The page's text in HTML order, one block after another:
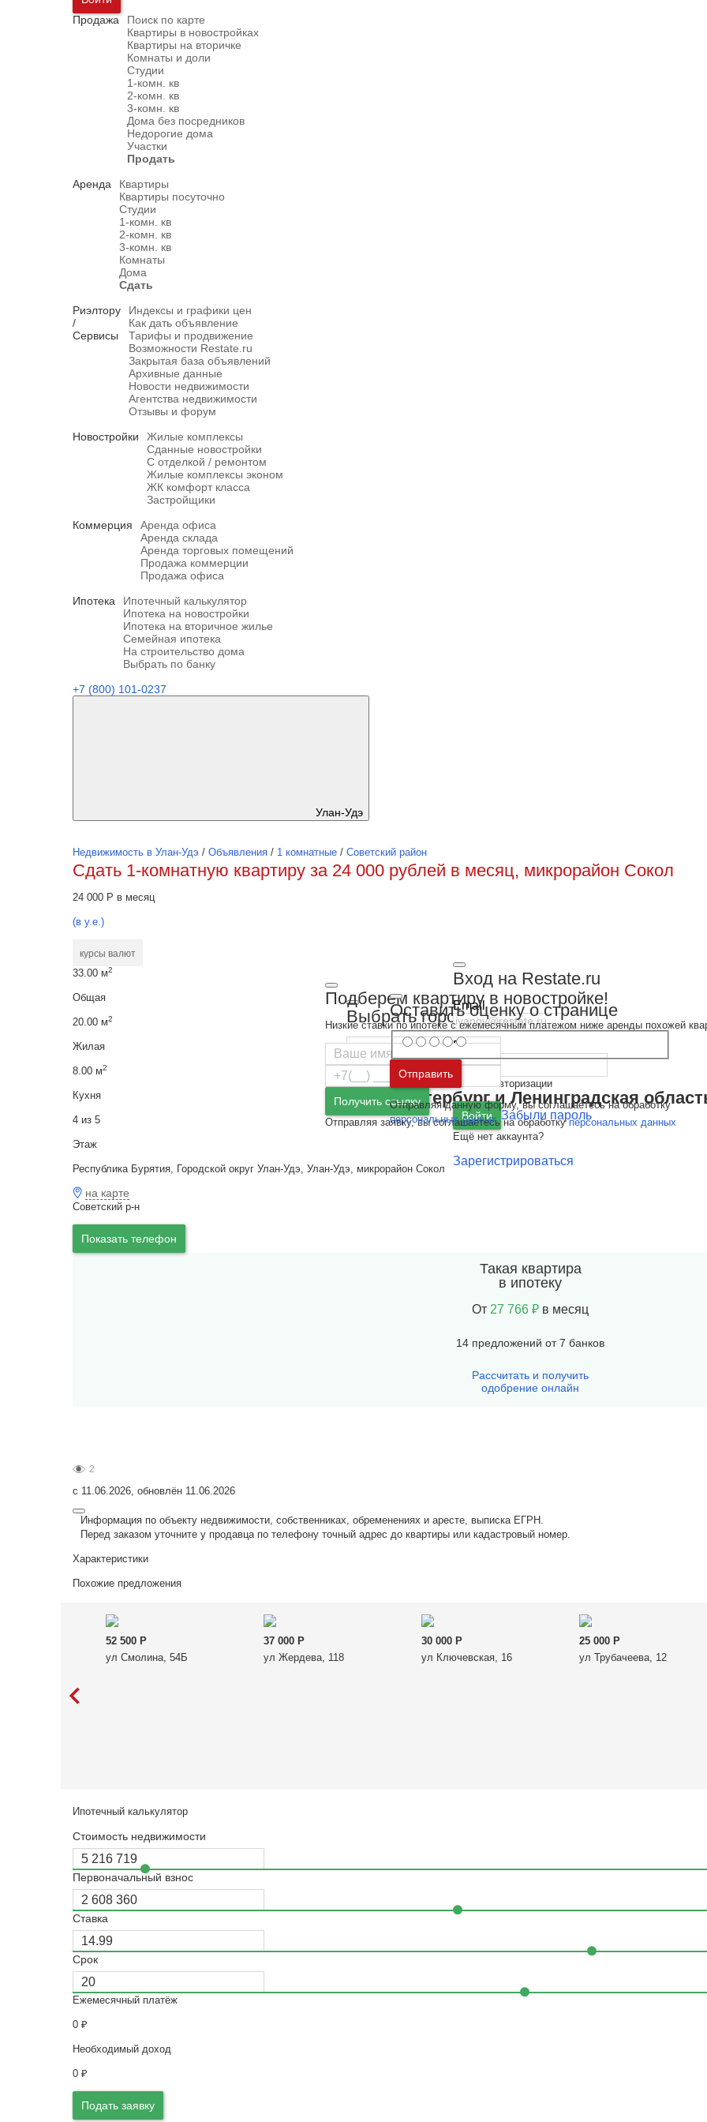
Продажа
Поиск по карте
Квартиры в новостройках
Квартиры на вторичке
Комнаты и доли
Студии
1-комн. кв
2-комн. кв
3-комн. кв
Дома без посредников
Недорогие дома
Участки
Продать
Аренда
Квартиры
Квартиры посуточно
Студии
1-комн. кв
2-комн. кв
3-комн. кв
Комнаты
Дома
Сдать
Риэлтору
/
Сервисы
Индексы и графики цен
Как дать объявление
Тарифы и продвижение
Возможности Restate.ru
Закрытая база объявлений
Архивные данные
Новости недвижимости
Агентства недвижимости
Отзывы и форум
Новостройки
Жилые комплексы
Сданные новостройки
С отделкой / ремонтом
Жилые комплексы эконом
ЖК комфорт класса
Застройщики
Коммерция
Аренда офиса
Аренда склада
Аренда торговых помещений
Продажа коммерции
Продажа офиса
Ипотека
Ипотечный калькулятор
Ипотека на новостройки
Ипотека на вторичное жилье
Семейная ипотека
На строительство дома
Выбрать по банку
+7 (800) 101-0237
Улан-Удэ
Выбрать город
Москва иМосковская область
Санкт-Петербург и Ленинградская
Вход на Restate.ru
Email
Пароль
Ошибка авторизации
Войти Забыли пароль
Ещё нет аккаунта?
Зарегистрироваться
Недвижимость в Улан-Удэ / Объявления / 1 комнатные / Советский район
Сдать 1-комнатную квартиру за 24 000 рублей в месяц, микрорайон Сокол
24 000 Р в месяц
(в у.е.)
курсы валют
33.00 м2
Общая
20.00 м2
Жилая
8.00 м2
Кухня
4 из 5
Этаж
Республика Бурятия, Городской округ Улан-Удэ, Улан-Удэ, микрорайон Сокол
на карте
Советский р-н
Показать телефон
Такая квартира
в ипотеку
От 27 766 ₽ в месяц
14 предложений от 7 банков
Рассчитать и получить
одобрение онлайн
2
с 11.06.2026, обновлён 11.06.2026
Информация по объекту недвижимости, собственниках, обременениях и аресте, выписка ЕГРН.
Перед заказом уточните у продавца по телефону точный адрес до квартиры или кадастровый номер.
Характеристики
Похожие предложения
52 500 Р
ул Смолина, 54Б
37 000 Р
ул Жердева, 118
30 000 Р
ул Ключевская, 16
25 000 Р
ул Трубачеева, 12
Ипотечный калькулятор
Стоимость недвижимости
Первоначальный взнос
Ставка
Срок
Ежемесячный платёж
0 ₽
Необходимый доход
0 ₽
Подать заявку
Подберем квартиру в новостройке!
Низкие ставки по ипотеке с ежемесячным платежом ниже аренды похожей
Получить ссылку
Отправляя заявку, вы соглашаетесь на обработкуперсональных данных
Оставить оценку о странице
Отправить
Отправляя данную форму, вы соглашаетесь на обработку
персональных данных